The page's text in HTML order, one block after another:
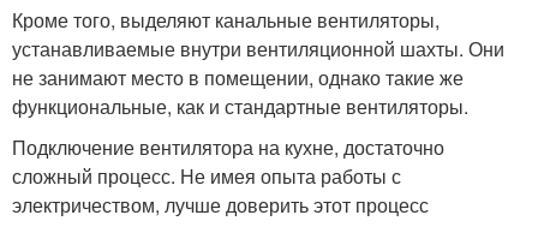
Кроме того, выделяют канальные вентиляторы,
устанавливаемые внутри вентиляционной шахты. Они
не занимают место в помещении, однако такие же
функциональные, как и стандартные вентиляторы.
Подключение вентилятора на кухне, достаточно
сложный процесс. Не имея опыта работы с
электричеством, лучше доверить этот процесс